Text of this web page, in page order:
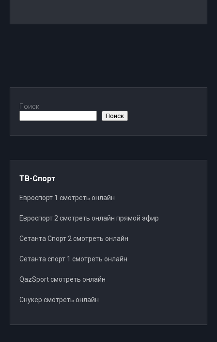
Поиск
Поиск
ТВ-Спорт
Евроспорт 1 смотреть онлайн
Евроспорт 2 смотреть онлайн прямой эфир
Сетанта Спорт 2 смотреть онлайн
Сетанта спорт 1 смотреть онлайн
QazSport смотреть онлайн
Снукер смотреть онлайн